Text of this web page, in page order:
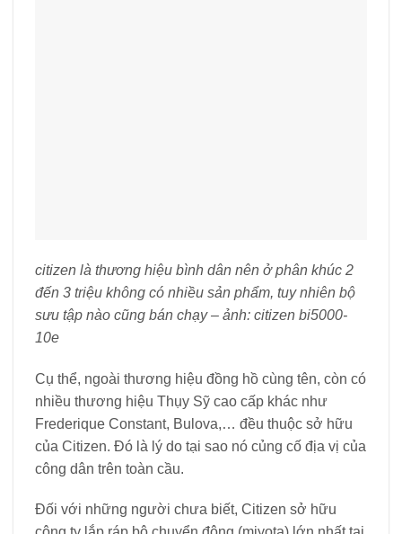
citizen là thương hiệu bình dân nên ở phân khúc 2
đến 3 triệu không có nhiều sản phẩm, tuy nhiên bộ
sưu tập nào cũng bán chạy – ảnh: citizen bi5000-
10e
Cụ thể, ngoài thương hiệu đồng hồ cùng tên, còn có
nhiều thương hiệu Thụy Sỹ cao cấp khác như
Frederique Constant, Bulova,… đều thuộc sở hữu
của Citizen. Đó là lý do tại sao nó củng cố địa vị của
công dân trên toàn cầu.
Đối với những người chưa biết, Citizen sở hữu